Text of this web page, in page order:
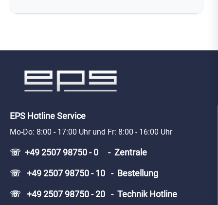
EPS Hotline Service
Mo-Do: 8:00 - 17:00 Uhr und Fr: 8:00 - 16:00 Uhr
☏ +49 2507 98750 - 0 - Zentrale
☏ +49 2507 98750 - 10 - Bestellung
☏ +49 2507 98750 - 20 - Technik Hotline